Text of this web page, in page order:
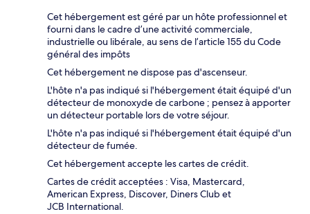
Cet hébergement est géré par un hôte professionnel et
fourni dans le cadre d’une activité commerciale,
industrielle ou libérale, au sens de l’article 155 du Code
général des impôts
Cet hébergement ne dispose pas d'ascenseur.
L'hôte n'a pas indiqué si l'hébergement était équipé d'un
détecteur de monoxyde de carbone ; pensez à apporter
un détecteur portable lors de votre séjour.
L'hôte n'a pas indiqué si l'hébergement était équipé d'un
détecteur de fumée.
Cet hébergement accepte les cartes de crédit.
Cartes de crédit acceptées : Visa, Mastercard,
American Express, Discover, Diners Club et
JCB International.